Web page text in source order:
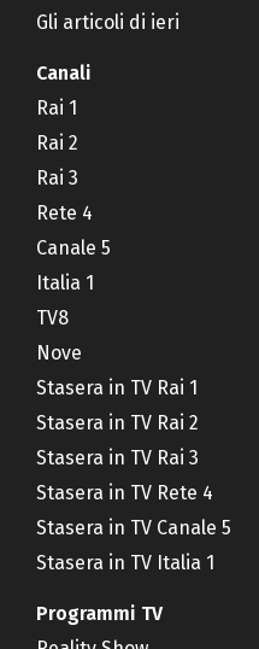
Gli articoli di ieri
Canali
Rai 1
Rai 2
Rai 3
Rete 4
Canale 5
Italia 1
TV8
Nove
Stasera in TV Rai 1
Stasera in TV Rai 2
Stasera in TV Rai 3
Stasera in TV Rete 4
Stasera in TV Canale 5
Stasera in TV Italia 1
Programmi TV